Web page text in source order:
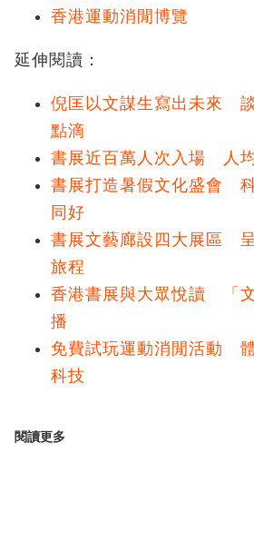
香港運動消閒博覽
延伸閱讀：
倪匡以文謀生寫出未來
點滴
書展近百萬人次入場 人
書展打造暑假文化盛會
同好
書展文藝廊設四大展區
旅程
香港書展與大眾悅讀 「
播
免費試玩運動消閒活動
科技
閱讀更多